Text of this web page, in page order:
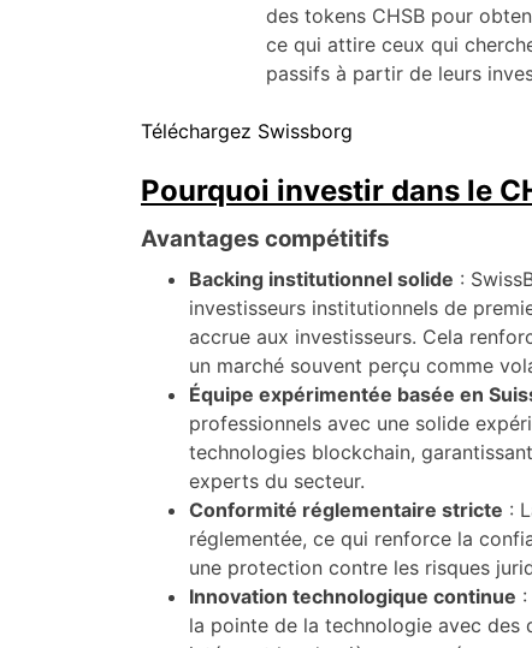
des tokens CHSB pour
ce qui attire ceux qui
passifs à partir de leurs
Téléchargez Swissborg
Pourquoi investir dans le
Avantages compétitifs
Backing institutionnel solide :
investisseurs institutionnels de
accrue aux investisseurs. Cela
un marché souvent perçu comme
Équipe expérimentée basée en
professionnels avec une solide
technologies blockchain,
experts du secteur.
Conformité réglementaire stricte :
réglementée, ce qui renforce la
une protection contre les risques
Innovation technologique continue
la pointe de la technologie avec des